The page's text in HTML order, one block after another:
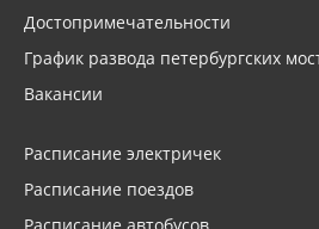
Достопримечательности
График развода петербургских
Вакансии
Расписание электричек
Расписание поездов
Расписание автобусов